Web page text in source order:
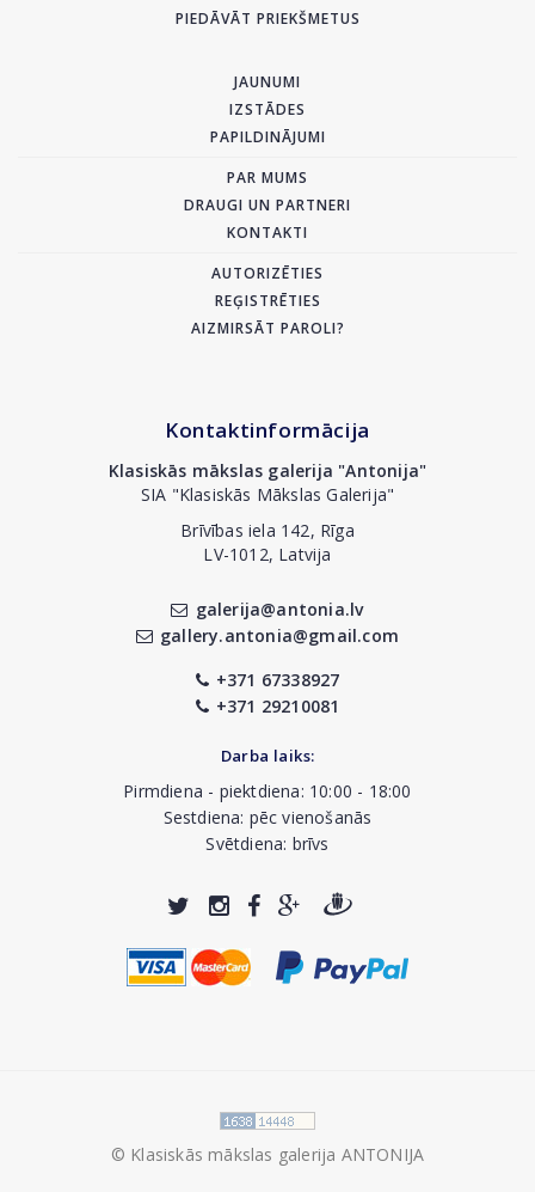
PIEDĀVĀT PRIEKŠMETUS
JAUNUMI
IZSTĀDES
PAPILDINĀJUMI
PAR MUMS
DRAUGI UN PARTNERI
KONTAKTI
AUTORIZĒTIES
REĢISTRĒTIES
AIZMIRSĀT PAROLI?
Kontaktinformācija
Klasiskās mākslas galerija "Antonija"
SIA "Klasiskās Mākslas Galerija"
Brīvības iela 142, Rīga
LV-1012, Latvija
galerija@antonia.lv
gallery.antonia@gmail.com
+371 67338927
+371 29210081
Darba laiks:
Pirmdiena - piektdiena: 10:00 - 18:00
Sestdiena: pēc vienošanās
Svētdiena: brīvs
© Klasiskās mākslas galerija ANTONIJA